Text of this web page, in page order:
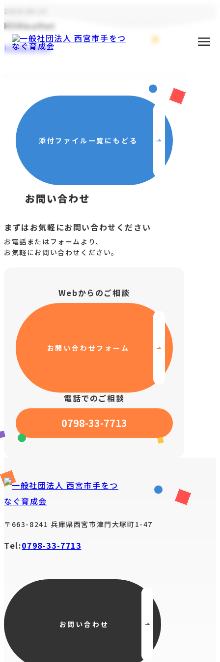
啓発活動
その他活動
私たちについて
活動報告
2018.06.13
H30leaflet
H30leaflet
添付ファイル一覧にもどる
お問い合わせ
まずはお気軽にお問い合わせください
お電話またはフォームより、
お気軽にお問い合わせください。
Webからのご相談
お問い合わせフォーム
電話でのご相談
0798-33-7713
〒663-8241 兵庫県西宮市津門大塚町1-47
Tel:0798-33-7713
お問い合わせ